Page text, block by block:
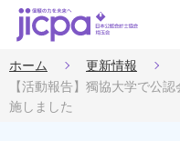
ホーム
更新情報
【活動報告】獨協大学で公
施しました